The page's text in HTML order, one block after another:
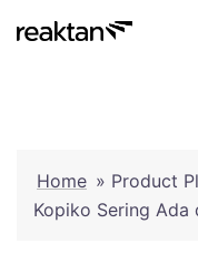
Home » Product
Kopiko Sering Ada